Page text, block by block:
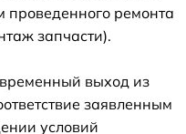
проведенного ремонта
запчасти).
выход из
заявленным
условий